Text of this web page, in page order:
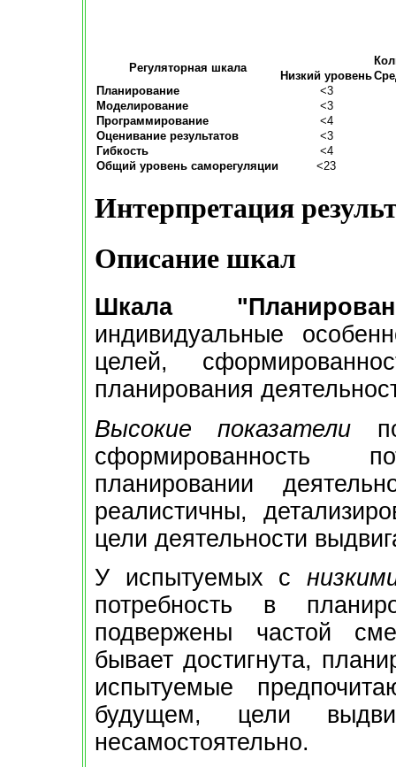
Регуляторная шкала
Низкий уровень
Планирование
<3
Моделирование
<3
Программирование
<4
Оценивание результатов
<3
Гибкость
<4
Общий уровень саморегуляции
<23
Интерпретация
Описание шкал
Шкала
индивидуальные
целей,
планирования
Высокие показатели
сформированность
планировании
реалистичны,
цели деятельности
У испытуемых с
потребность в
подвержены частой
бывает достигнута,
испытуемые
будущем, цели
несамостоятельно.